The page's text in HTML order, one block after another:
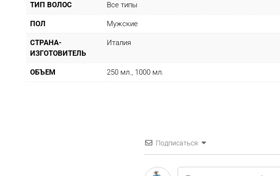
ТИП ВОЛОС Все типы
ПОЛ Мужские
СТРАНА-
ИЗГОТОВИТЕЛЬ
Италия
ОБЪЕМ 250 мл., 1000 мл.
Подписаться